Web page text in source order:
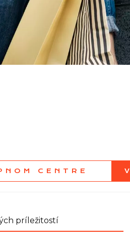
CENTRE
príležitostí